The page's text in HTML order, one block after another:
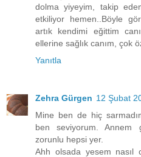
dolma yiyeyim, takip
etkiliyor hemen..Böyle
artık kendimi eğittim
ellerine sağlık canım, çok
Yanıtla
Zehra Gürgen 12 Şubat
Mine ben de hiç
ben seviyorum. Annem
zorunlu hepsi yer.
Ahh olsada yesem nasıl